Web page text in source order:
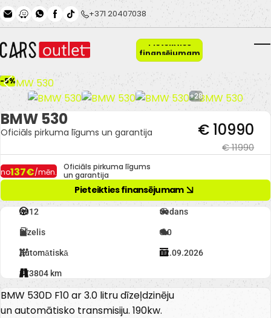
Skip to main content+371 20407038
Pieteikties
finansējumam
-8%
+28
BMW 530
Oficiāls pirkuma līgums un garantija
€ 11990
€ 10990
no137€/mēn.
Oficiāls pirkuma līgums
un garantija
Pieteikties finansējumam
2012 Sedans
Dīzelis 3.0
Automātiskā 02.09.2026
373804 km
BMW 530D F10 ar 3.0 litru dīzeļdzinēju
un automātisko transmisiju. 190kw.